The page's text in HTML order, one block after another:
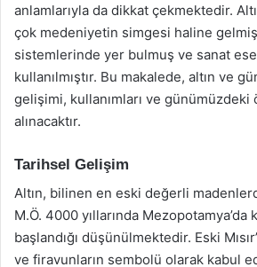
anlamlarıyla da dikkat çekmektedir.
çok medeniyetin simgesi haline
sistemlerinde yer bulmuş ve sanat
kullanılmıştır. Bu makalede, altın ve
gelişimi, kullanımları ve günümüzdeki
alınacaktır.
Tarihsel Gelişim
Altın, bilinen en eski değerli
M.Ö. 4000 yıllarında Mezopotamya’da
başlandığı düşünülmektedir. Eski
ve firavunların sembolü olarak kabul